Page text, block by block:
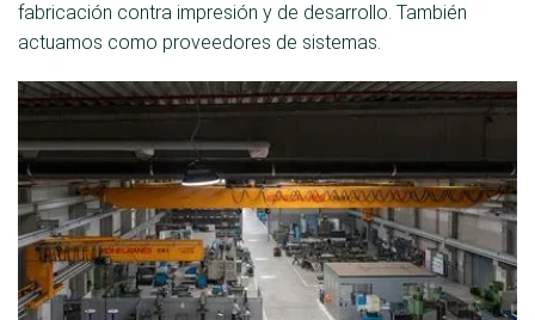
fabricación contra impresión y de desarrollo. También
actuamos como proveedores de sistemas.